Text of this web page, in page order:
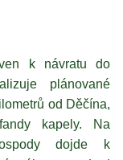
k návratu do
plánované
od Děčína,
kapely. Na
dojde k